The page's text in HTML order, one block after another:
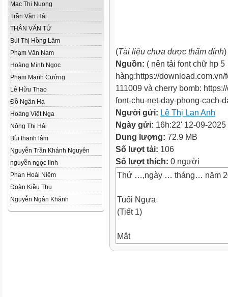
Mac Thi Nuong
Trần Văn Hái
THÂN VĂN TỨ
Bùi Thị Hồng Lâm
Phạm Văn Nam
Hoàng Minh Ngọc
Phạm Mạnh Cường
Lê Hữu Thao
Đỗ Ngân Hà
Hoàng Việt Nga
Nông Thị Hải
Bùi thanh lâm
Nguyễn Trần Khánh Nguyên
nguyễn ngọc linh
Phan Hoài Niệm
Đoàn Kiều Thu
Nguyễn Ngân Khánh
(Tài liệu chưa được thẩm định)
Nguồn: ( nên tải font chữ hp 5
hàng:https://
111009 và cherry bomb:
font-chu-net-day-phong-cach-
Người gửi: Lê Thị Lan Anh
Ngày gửi: 16h:22' 12-09-2025
Dung lượng: 72.9 MB
Số lượt tải: 106
Số lượt thích: 0 người
Thứ …,ngày … tháng… năm
Tuổi Ngựa
(Tiết 1)
Mắt